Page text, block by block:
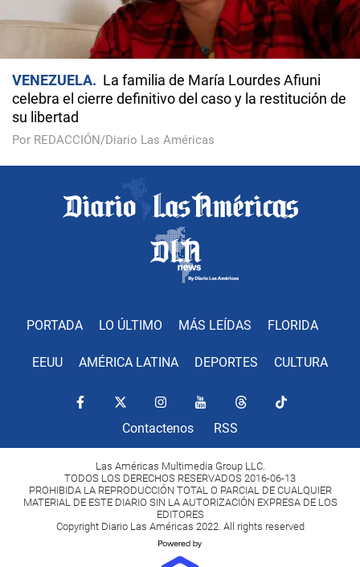
VENEZUELA
La familia de María Lourdes Afiuni
celebra el cierre definitivo del caso y la restitución de
su libertad
Por REDACCIÓN/Diario Las Américas
PORTADA LO ÚLTIMO MÁS LEÍDAS FLORIDA
EEUU AMÉRICA LATINA DEPORTES CULTURA
Contactenos RSS
Las Américas Multimedia Group LLC.
TODOS LOS DERECHOS RESERVADOS 2016-06-13
PROHIBIDA LA REPRODUCCIÓN TOTAL O PARCIAL DE CUALQUIER
MATERIAL DE ESTE DIARIO SIN LA AUTORIZACIÓN EXPRESA DE LOS
EDITORES
Copyright Diario Las Américas 2022. All rights reserved